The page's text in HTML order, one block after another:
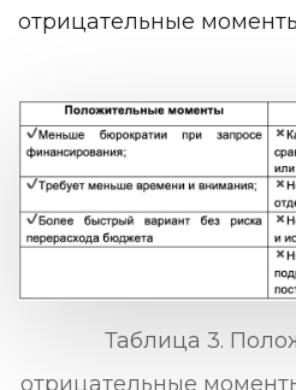
отрицательные
Таблица 3.
отрицательные